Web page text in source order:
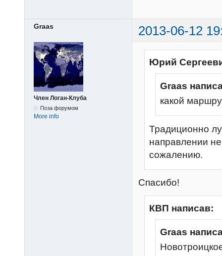
Graas 2013-06-12
Член Логан-Клуба
Поза форумом
More info
Юрий
Graas
какой
Традиционно
направлении
сожалению.
Спасибо!
КВП написав:
Graas